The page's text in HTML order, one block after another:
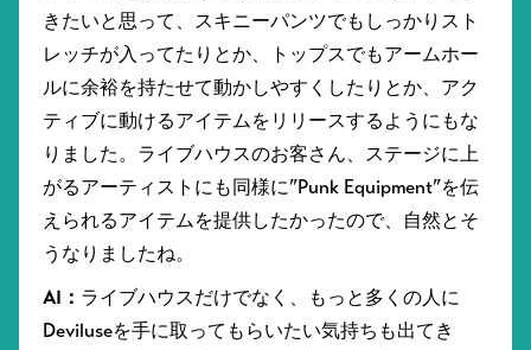
きたいと思って、スキニーパンツでもしっかりスト
レッチが入ってたりとか、トップスでもアームホー
ルに余裕を持たせて動かしやすくしたりとか、アク
ティブに動けるアイテムをリリースするようにもな
りました。ライブハウスのお客さん、ステージに上
がるアーティストにも同様に”Punk Equipment”を伝
えられるアイテムを提供したかったので、自然とそ
うなりましたね。
AI： ライブハウスだけでなく、もっと多くの人に
Deviluseを手に取ってもらいたい気持ちも出てき